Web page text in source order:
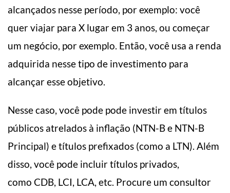
alcançados nesse período, por exemplo: você
quer viajar para X lugar em 3 anos, ou começar
um negócio, por exemplo. Então, você usa a renda
adquirida nesse tipo de investimento para
alcançar esse objetivo.
Nesse caso, você pode pode investir em títulos
públicos atrelados à inflação (NTN-B e NTN-B
Principal) e títulos prefixados (como a LTN). Além
disso, você pode incluir títulos privados,
como CDB, LCI, LCA, etc. Procure um consultor